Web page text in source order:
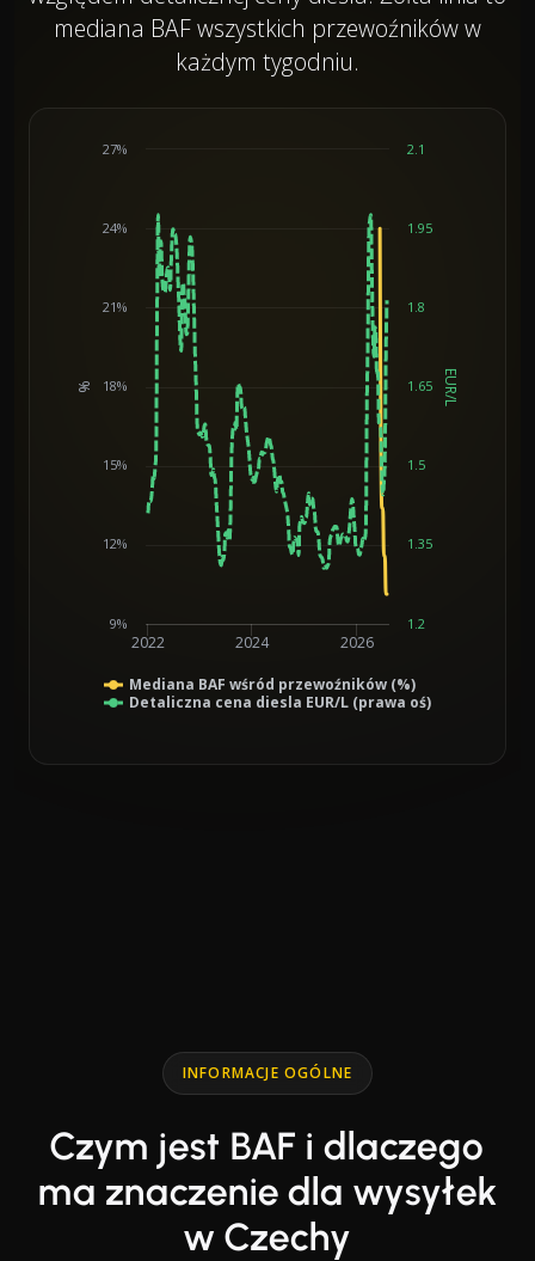
mediana BAF wszystkich przewoźników w
każdym tygodniu.
Line chart with 2 lines.
% EUR/L
Mediana BAF wśród przewoźników (%)
Detaliczna cena diesla EUR/L (prawa oś)
2022 2024 2026
9%
12%
15%
18%
21%
24%
27%
1.2
1.35
1.5
1.65
1.8
1.95
2.1
INFORMACJE OGÓLNE
Czym jest BAF i dlaczego
ma znaczenie dla wysyłek
w Czechy